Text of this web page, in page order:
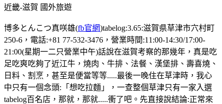
近畿-滋賀 國外旅遊
博多とんこつ真咲雄(fb官網)tabelog:3.65:滋賀県草津市穴村町
250-6，電話:+81 77-532-3476，營業時間:11:00-14:30/17:00-
21:00(星期一二只營業中午)話說在滋賀考察的那幾年，真是吃
足吃爽吃夠了近江牛，燒肉、牛排、法餐、漢堡排、壽喜燒、
日料、割烹，甚至是便當等等.....最後一晚住在草津時，我心
中只有一個念頭:「想吃拉麵」，一查整個草津只有一家入選
tabelog百名店，那就，那就.....衝了吧。先直接說結論:正常來